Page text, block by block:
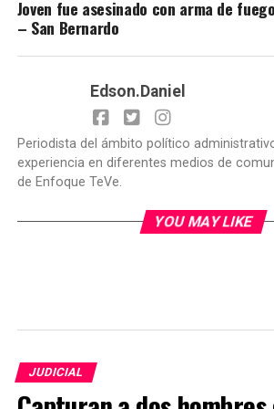
Joven fue asesinado con arma de
– San Bernardo
Edson.Daniel
Periodista del ámbito político
experiencia en diferentes medios de
de Enfoque TeVe.
YOU MAY LIKE
JUDICIAL